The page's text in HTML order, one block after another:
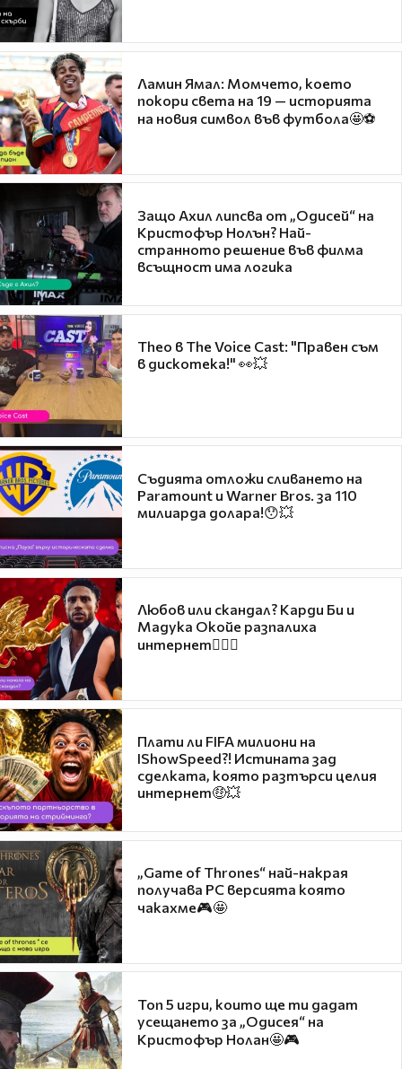
Ламин Ямал: Момчето, което
покори света на 19 — историята
на новия символ във футбола🤩⚽
Защо Ахил липсва от „Одисей“ на
Кристофър Нолън? Най-
странното решение във филма
всъщност има логика
Theo в The Voice Cast: "Правен съм
в дискотека!" 👀💥
Съдията отложи сливането на
Paramount и Warner Bros. за 110
милиарда долара!😯💥
Любов или скандал? Карди Би и
Мадука Окойе разпалиха
интернет❤️‍🔥🔥
Плати ли FIFA милиони на
IShowSpeed?! Истината зад
сделката, която разтърси целия
интернет🤑💥
„Game of Thrones“ най-накрая
получава PC версията която
чакахме🎮🤩
Топ 5 игри, които ще ти дадат
усещането за „Одисея“ на
Кристофър Нолан🤩🎮